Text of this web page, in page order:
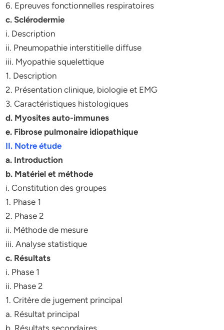
6. Epreuves fonctionnelles respiratoires
c. Sclérodermie
i. Description
ii. Pneumopathie interstitielle diffuse
iii. Myopathie squelettique
1. Description
2. Présentation clinique, biologie et EMG
3. Caractéristiques histologiques
d. Myosites auto-immunes
e. Fibrose pulmonaire idiopathique
II. Notre étude
a. Introduction
b. Matériel et méthode
i. Constitution des groupes
1. Phase 1
2. Phase 2
ii. Méthode de mesure
iii. Analyse statistique
c. Résultats
i. Phase 1
ii. Phase 2
1. Critère de jugement principal
a. Résultat principal
b. Résultats secondaires